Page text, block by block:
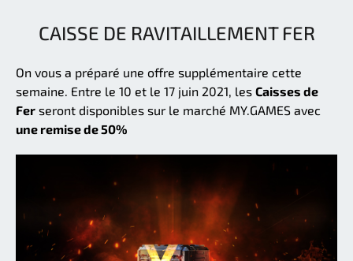
CAISSE DE RAVITAILLEMENT FER
On vous a préparé une offre supplémentaire cette
semaine. Entre le 10 et le 17 juin 2021, les Caisses de
Fer seront disponibles sur le marché MY.GAMES avec
une remise de 50%